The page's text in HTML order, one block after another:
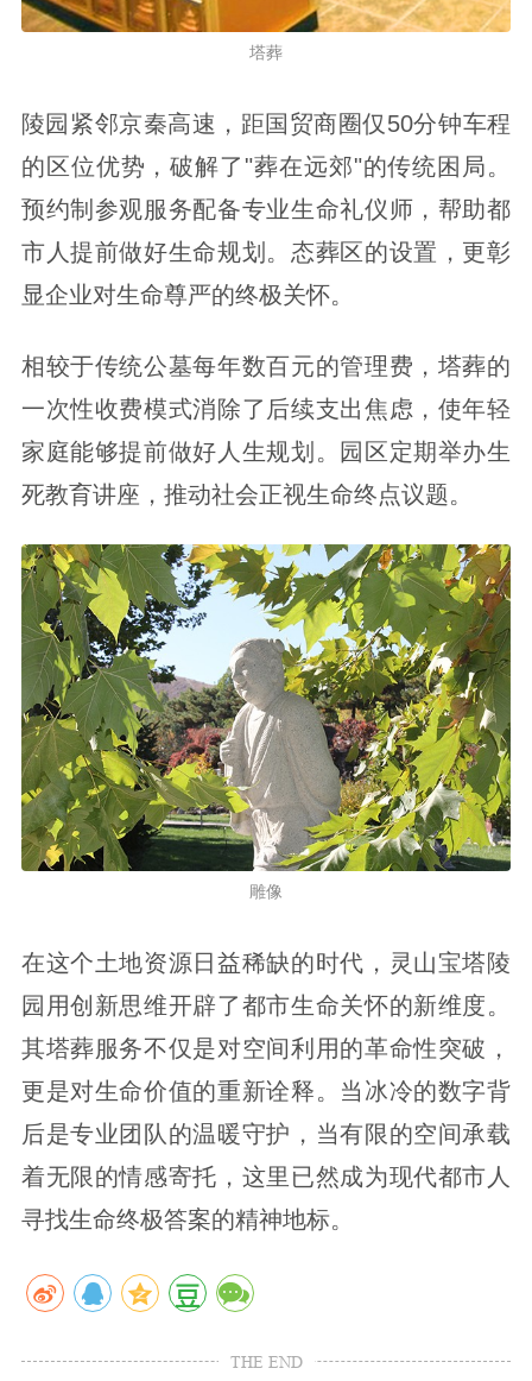
塔葬
陵园紧邻京秦高速，距国贸商圈仅50分钟车程
的区位优势，破解了"葬在远郊"的传统困局。
预约制参观服务配备专业生命礼仪师，帮助都
市人提前做好生命规划。态葬区的设置，更彰
显企业对生命尊严的终极关怀。
相较于传统公墓每年数百元的管理费，塔葬的
一次性收费模式消除了后续支出焦虑，使年轻
家庭能够提前做好人生规划。园区定期举办生
死教育讲座，推动社会正视生命终点议题。
雕像
在这个土地资源日益稀缺的时代，灵山宝塔陵
园用创新思维开辟了都市生命关怀的新维度。
其塔葬服务不仅是对空间利用的革命性突破，
更是对生命价值的重新诠释。当冰冷的数字背
后是专业团队的温暖守护，当有限的空间承载
着无限的情感寄托，这里已然成为现代都市人
寻找生命终极答案的精神地标。
THE END